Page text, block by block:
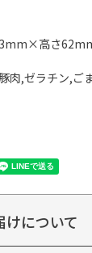
高さ
肉,ゼラチン,ご
けについて